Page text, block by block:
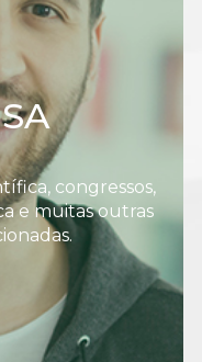
congressos,
e muitas outras